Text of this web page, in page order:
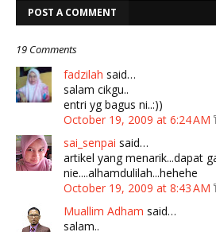
POST A COMMENT
19 Comments
fadzilah said…
salam cikgu..
entri yg bagus ni..:))
October 19, 2009 at 6:24 AM
sai_senpai said…
artikel yang menarik...dapat
nie....alhamdulilah...hehehe
October 19, 2009 at 8:43 AM
Muallim Adham said…
salam..